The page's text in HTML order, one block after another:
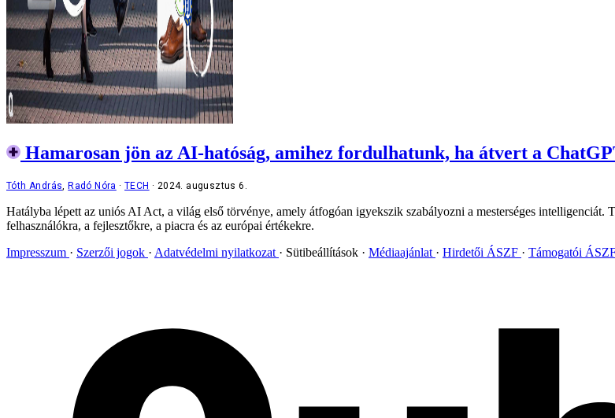
Hamarosan jön az AI-hatóság, amihez fordulhatunk, ha átvert a
Tóth András Radó Nóra TECH 2024. augusztus 6.
Hatályba lépett az uniós AI Act, a világ első törvénye, amely átfogóan igyekszik szabályozni a mesterséges
felhasználókra, a fejlesztőkre, a piacra és az európai értékekre.
Impresszum
Szerzői jogok Adatvédelmi nyilatkozat Sütibeállítások Médiaajánlat Hirdetői ÁSZF Támogatói